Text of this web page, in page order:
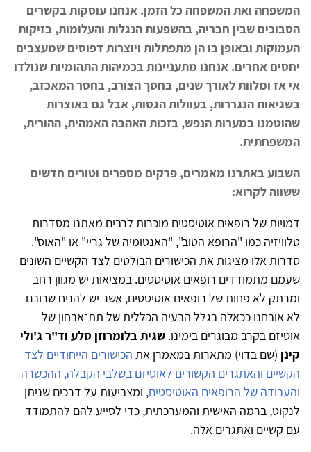
המשפחה ואת המשפחה כל הזמן. אנחנו עוסקות בקשרים
הסבוכים שבין חבריה, בהשפעות הנגלות והעלומות, בזיקות
העמוקות ובאופן בו הן מתפתלות ויוצרות דפוסים שמעצבים
יחסים אחרים. אנחנו מתעניינות בכמיהות התהומיות שנולדו
אי אז ומלוות לאורך שנים, בחסך הצורב, בחסר המאכזב,
בשגיאות הנגררות, בעוולות הגסות, אבל גם באוצרות
שהוטמנו במערות הנפש, בזכות האהבה האמהית, ההורית,
המשפחתית.
השבוע באתרנו מאמרים, פרקים מספרים וטורים חדשים
ששווה לקרוא:
דמויות של רופאים אוטיסטים מוכרות לרבים מאתנו מסדרות
טלוויזיה כמו "הרופא הטוב", "האנטומיה של גריי" או "האוס".
סדרות אלו מציגות את הכישורים הבולטים לצד הקשיים השונים
שעמם מתמודדים רופאים אוטיסטים. במציאות יש מגוון רחב
ומרתק לא פחות של רופאים אוטיסטים, אשר יש להניח שרובם
לא אובחנו ככאלה בגלל הבעיה הכללית של תת־אבחון של
אוטיזם בקרב מבוגרים בימינו. שגית בלומרוזן סלע וד"ר ג'ולי
קינן (שם בדוי) מתארות במאמרן את הכישורים הייחודיים לצד
הקשיים והאתגרים הקשורים לאוטיזם בשלבי הקבלה, ההכשרה
והעבודה של הרופאים האוטיסטים, ומצביעות על דרכים שניתן
לנקוט, ברמה האישית והמערכתית, כדי לסייע להם להתמודד
עם קשיים ואתגרים אלה.